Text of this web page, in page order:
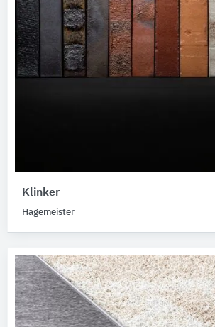
Klinker
Hagemeister